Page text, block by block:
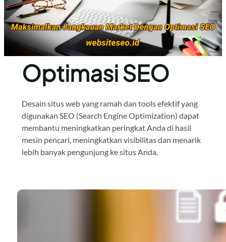
Optimasi SEO
Desain situs web yang ramah dan tools efektif yang
digunakan SEO (Search Engine Optimization) dapat
membantu meningkatkan peringkat Anda di hasil
mesin pencari, meningkatkan visibilitas dan menarik
lebih banyak pengunjung ke situs Anda.